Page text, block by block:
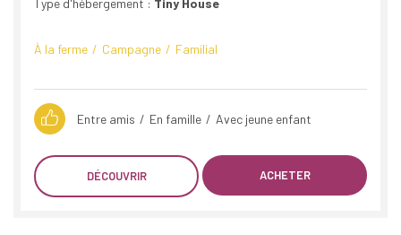
Type d'hébergement : Tiny House
À la ferme Campagne Familial
Entre amis En famille Avec jeune enfant
DÉCOUVRIR ACHETER